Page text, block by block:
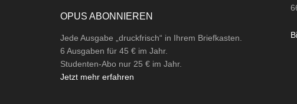
OPUS ABONNIEREN
Jede Ausgabe „druckfrisch“ in Ihrem Briefkasten.
6 Ausgaben für 45 € im Jahr.
Studenten-Abo nur 25 € im Jahr.
Jetzt mehr erfahren